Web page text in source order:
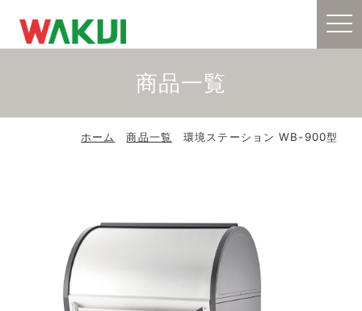
商品一覧
ホーム 商品一覧 環境ステーション WB-900型